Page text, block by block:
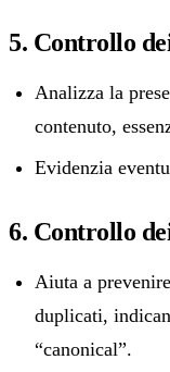
5. Controllo
Analizza la
contenuto,
Evidenzia
6. Controllo
Aiuta a
duplicati,
“canonical”.